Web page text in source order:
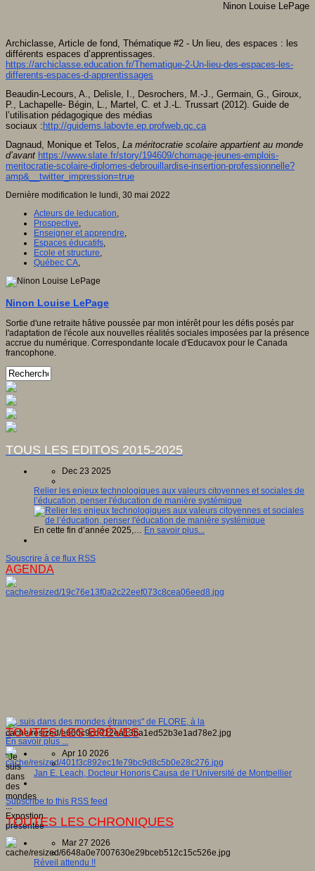
Ninon Louise LePage
Archiclasse, Article de fond, Thématique #2 - Un lieu, des espaces : les
différents espaces d’apprentissages.
https://archiclasse.education.fr/Thematique-2-Un-lieu-des-espaces-les-
differents-espaces-d-apprentissages
Beaudin-Lecours, A., Delisle, I., Desrochers, M.-J., Germain, G., Giroux,
P., Lachapelle- Bégin, L., Martel, C. et J.-L. Trussart (2012). Guide de
l’utilisation pédagogique des médias
sociaux : http://guidems.labovte.ep.profweb.qc.ca
Dagnaud, Monique et Telos, La méritocratie scolaire appartient au monde
d’avant https://www.slate.fr/story/194609/chomage-jeunes-emplois-
meritocratie-scolaire-diplomes-debrouillardise-insertion-professionnelle?
amp&__twitter_impression=true
Dernière modification le lundi, 30 mai 2022
Acteurs de leducation,
Prospective,
Enseigner et apprendre,
Espaces éducatifs,
Ecole et structure,
Québec CA,
Ninon Louise LePage
Sortie d'une retraite hâtive poussée par mon intérêt pour les défis posés par
l'adaptation de l'école aux nouvelles réalités sociales imposées par la présence
accrue du numérique. Correspondante locale d'Educavox pour le Canada
francophone.
TOUS LES EDITOS 2015-2025
Dec 23 2025
Relier les enjeux technologiques aux valeurs citoyennes et sociales de
l’éducation, penser l'éducation de manière systémique
En cette fin d’année 2025,… En savoir plus...
Souscrire à ce flux RSS
AGENDA
"Je suis dans des mondes étranges" de FLORE, à la
...
En savoir plus ...
"Je
suis
dans
des
mondes
...
Expostion
présentée
...
TOUTES LES BRÈVES
Apr 10 2026
Jan E. Leach, Docteur Honoris Causa de l’Université de Montpellier
Subscribe to this RSS feed
TOUTES LES CHRONIQUES
Mar 27 2026
Réveil attendu !!